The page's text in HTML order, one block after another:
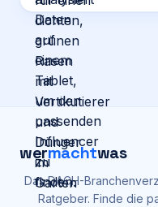
wermachtwas
Das DACH-
Ratgeber. Finde die